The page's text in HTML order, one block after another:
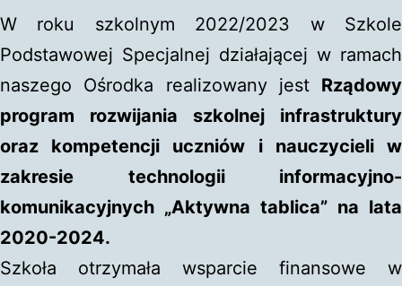
W roku szkolnym 2022/2023 w Szkole
Podstawowej Specjalnej działającej w ramach
naszego Ośrodka realizowany jest Rządowy
program rozwijania szkolnej infrastruktury
oraz kompetencji uczniów i nauczycieli w
zakresie technologii informacyjno-
komunikacyjnych „Aktywna tablica” na lata
2020-2024.
Szkoła otrzymała wsparcie finansowe w